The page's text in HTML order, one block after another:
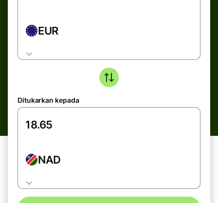
EUR
Ditukarkan kepada
NAD